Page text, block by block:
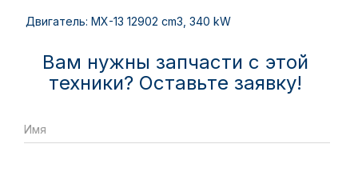
Двигатель: MX-13 12902 cm3, 340 kW
Вам нужны запчасти с этой
техники? Оставьте заявку!
Имя